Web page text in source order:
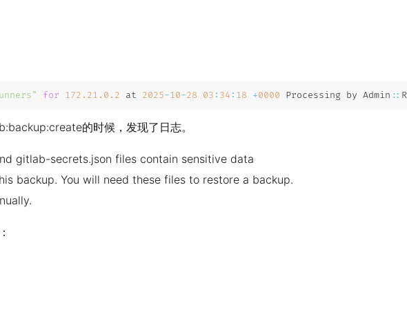
for 172.21 .0 .2 at 2025-10-28 03 : 34 : 18 +0000 Processing by Admin ::
的时候，发现了日志。
gitlab-secrets.json files contain sensitive data
backup. You will need these files to restore a backup.